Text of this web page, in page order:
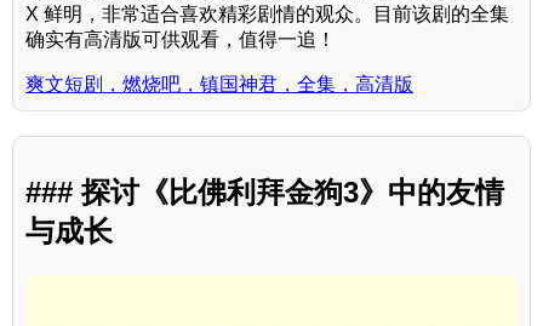
X 鲜明，非常适合喜欢精彩剧情的观众。目前该剧的全集
确实有高清版可供观看，值得一追！
爽文短剧，燃烧吧，镇国神君，全集，高清版
### 探讨《比佛利拜金狗3》中的友情
与成长